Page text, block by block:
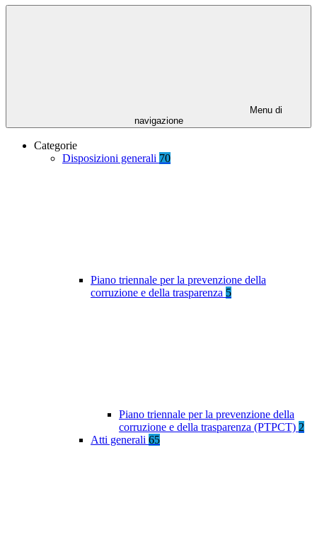
Menu di
navigazione
Categorie
Disposizioni generali 70
Piano triennale per la prevenzione della
corruzione e della trasparenza 5
Piano triennale per la prevenzione della
corruzione e della trasparenza (PTPCT) 2
Atti generali 65